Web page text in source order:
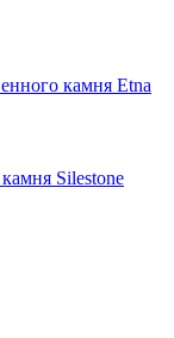
камня Etna
Silestone